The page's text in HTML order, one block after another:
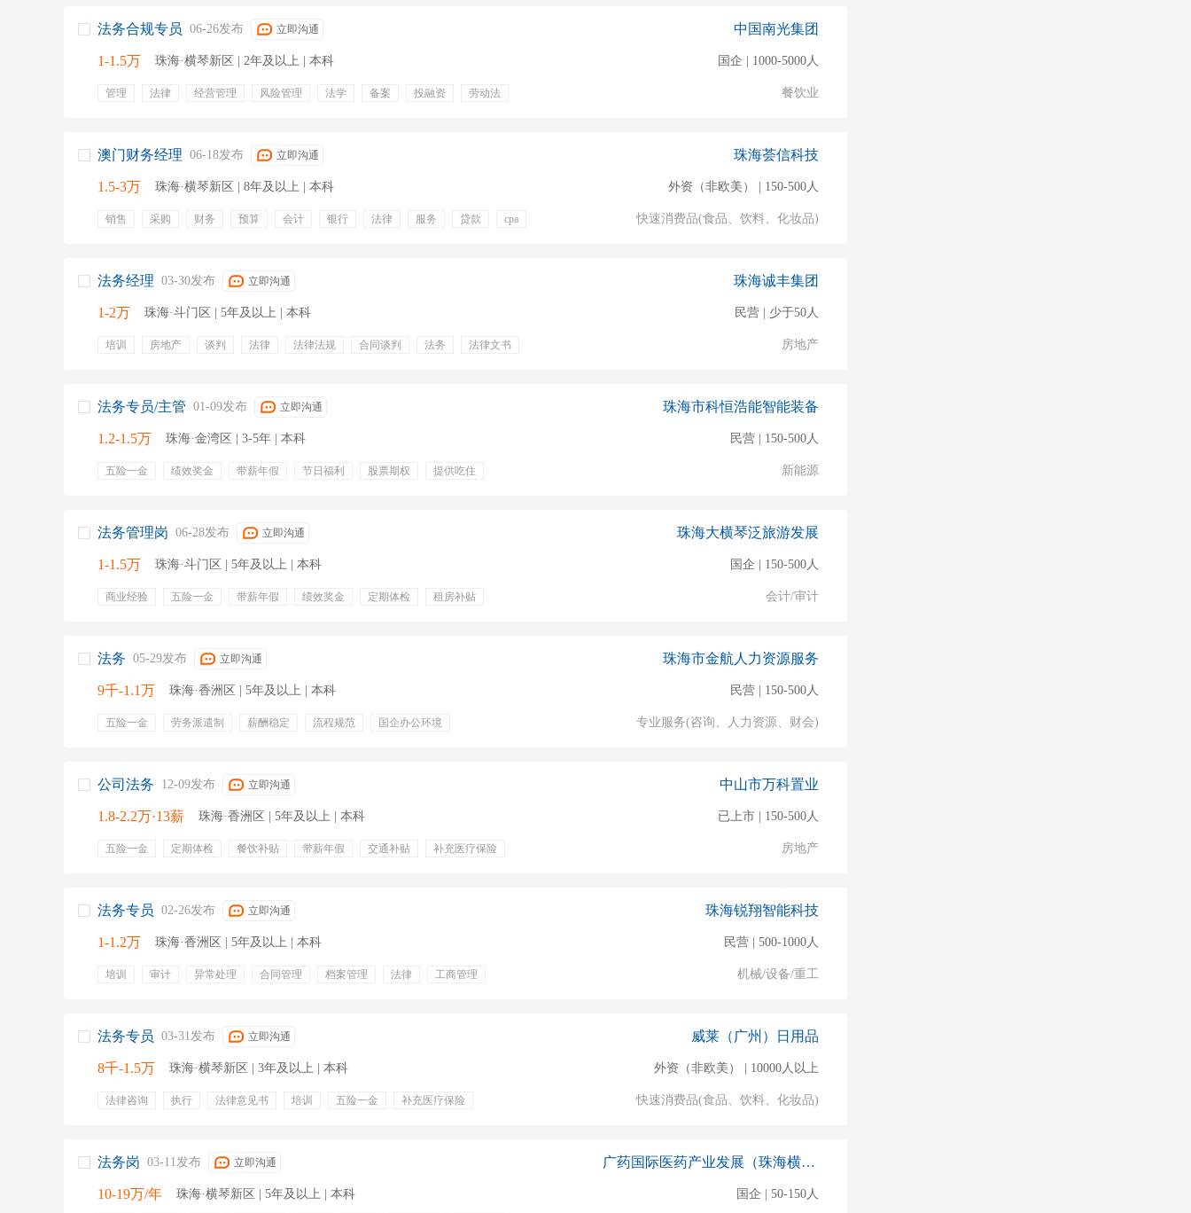
法务合规专员 06-26发布 立即沟通
1-1.5万 珠海·横琴新区 | 2年及以上 | 本科
管理 法律 经营管理 风险管理 法学 备案 投融资
劳动法
中国南光集团
国企 | 1000-5000人
餐饮业
澳门财务经理 06-18发布 立即沟通
1.5-3万 珠海·横琴新区 | 8年及以上 | 本科
销售 采购 财务 预算 会计 银行 法律 服务 贷款
cpa
珠海荟信科技
外资（非欧美） | 150-500人
快速消费品(食品、饮料、化妆品)
法务经理 03-30发布 立即沟通
1-2万 珠海·斗门区 | 5年及以上 | 本科
培训 房地产 谈判 法律 法律法规 合同谈判 法务
法律文书
珠海诚丰集团
民营 | 少于50人
房地产
法务专员/主管 01-09发布 立即沟通
1.2-1.5万 珠海·金湾区 | 3-5年 | 本科
五险一金 绩效奖金 带薪年假 节日福利 股票期权 提供吃住
珠海市科恒浩能智能装备
民营 | 150-500人
新能源
法务管理岗 06-28发布 立即沟通
1-1.5万 珠海·斗门区 | 5年及以上 | 本科
商业经验 五险一金 带薪年假 绩效奖金 定期体检 租房补贴
珠海大横琴泛旅游发展
国企 | 150-500人
会计/审计
法务 05-29发布 立即沟通
9千-1.1万 珠海·香洲区 | 5年及以上 | 本科
五险一金 劳务派遣制 薪酬稳定 流程规范 国企办公环境
珠海市金航人力资源服务
民营 | 150-500人
专业服务(咨询、人力资源、财会)
公司法务 12-09发布 立即沟通
1.8-2.2万·13薪 珠海·香洲区 | 5年及以上 | 本科
五险一金 定期体检 餐饮补贴 带薪年假 交通补贴
补充医疗保险
中山市万科置业
已上市 | 150-500人
房地产
法务专员 02-26发布 立即沟通
1-1.2万 珠海·香洲区 | 5年及以上 | 本科
培训 审计 异常处理 合同管理 档案管理 法律
工商管理
零食下午茶
包吃
珠海锐翔智能科技
民营 | 500-1000人
机械/设备/重工
法务专员 03-31发布 立即沟通
8千-1.5万 珠海·横琴新区 | 3年及以上 | 本科
法律咨询 执行 法律意见书 培训 五险一金
补充医疗保险
威莱（广州）日用品
外资（非欧美） | 10000人以上
快速消费品(食品、饮料、化妆品)
法务岗 03-11发布 立即沟通
10-19万/年 珠海·横琴新区 | 5年及以上 | 本科
广药国际医药产业发展（珠海横琴）
国企 | 50-150人